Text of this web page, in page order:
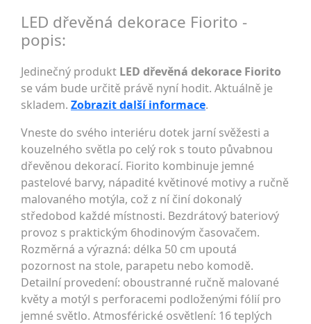
LED dřevěná dekorace Fiorito -
popis:
Jedinečný produkt LED dřevěná dekorace Fiorito
se vám bude určitě právě nyní hodit. Aktuálně je
skladem. Zobrazit další informace.
Vneste do svého interiéru dotek jarní svěžesti a
kouzelného světla po celý rok s touto půvabnou
dřevěnou dekorací. Fiorito kombinuje jemné
pastelové barvy, nápadité květinové motivy a ručně
malovaného motýla, což z ní činí dokonalý
středobod každé místnosti. Bezdrátový bateriový
provoz s praktickým 6hodinovým časovačem.
Rozměrná a výrazná: délka 50 cm upoutá
pozornost na stole, parapetu nebo komodě.
Detailní provedení: oboustranné ručně malované
květy a motýl s perforacemi podloženými fólií pro
jemné světlo. Atmosférické osvětlení: 16 teplých